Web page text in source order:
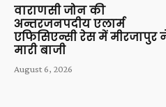
वाराणसी जोन की
अन्तरजनपदीय एलार्म
एफिसिएन्सी रेस में मीरजापुर
मारी बाजी
August 6, 2026